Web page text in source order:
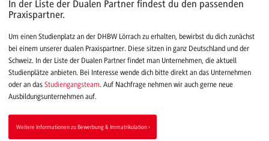
In der Liste der Dualen Partner findest du den passenden
Praxispartner.
Um einen Studienplatz an der DHBW Lörrach zu erhalten, bewirbst du dich zunächst
bei einem unserer dualen Praxispartner. Diese sitzen in ganz Deutschland und der
Schweiz. In der Liste der Dualen Partner findet man Unternehmen, die aktuell
Studienplätze anbieten. Bei Interesse wende dich bitte direkt an das Unternehmen
oder an das Studiengangsteam. Auf Nachfrage nehmen wir auch gerne neue
Ausbildungsunternehmen auf.
Weitere Informationen zu Bewerbung & Immatrikulation